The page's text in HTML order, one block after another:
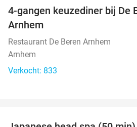
4-gangen keuzediner bij De
Arnhem
Restaurant De Beren Arnhem
Arnhem
Verkocht: 833